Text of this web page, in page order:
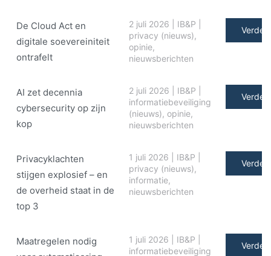
De Cloud Act en
digitale soe­ve­rei­ni­teit
ontrafelt
2 juli 2026 IB&P
privacy (nieuws),
opinie,
nieuwsberichten
Verder
AI zet decennia
cybersecurity op zijn
kop
2 juli 2026 IB&P
informatiebeveiliging
(nieuws), opinie,
nieuwsberichten
Verder
Privacyklachten
stijgen explosief – en
de overheid staat in de
top 3
1 juli 2026 IB&P
privacy (nieuws),
informatie,
nieuwsberichten
Verder
Maatregelen nodig
1 juli 2026 IB&P
informatiebeveiliging
Verder